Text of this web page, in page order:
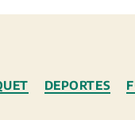
DEPORTES